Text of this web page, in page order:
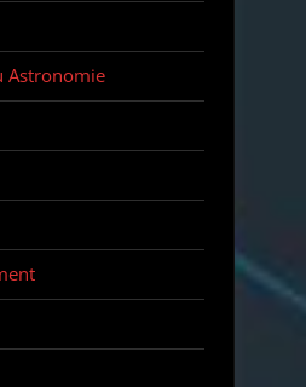
Astronomie